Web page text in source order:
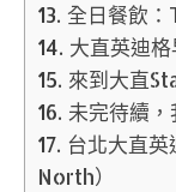
全日餐飲
大直英迪格
來到大直
未完待續
台北大直
North）